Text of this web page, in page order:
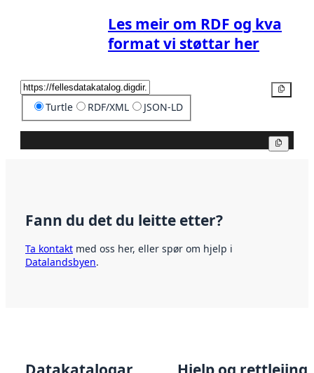
Les meir om RDF og kva
format vi støttar her
Turtle RDF/XML JSON-LD
Fann du det du leitte etter?
Ta kontakt med oss her, eller spør om hjelp i
Datalandsbyen.